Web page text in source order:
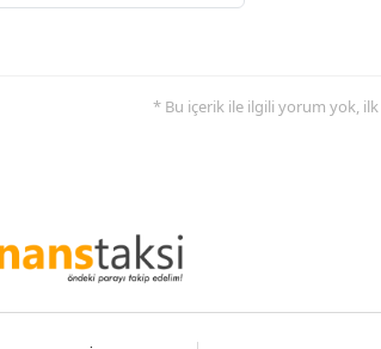
* Bu içerik ile ilgili yorum yok, ilk